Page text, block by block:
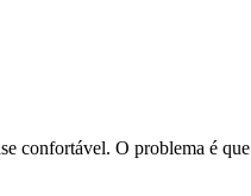
confortável. O problema é